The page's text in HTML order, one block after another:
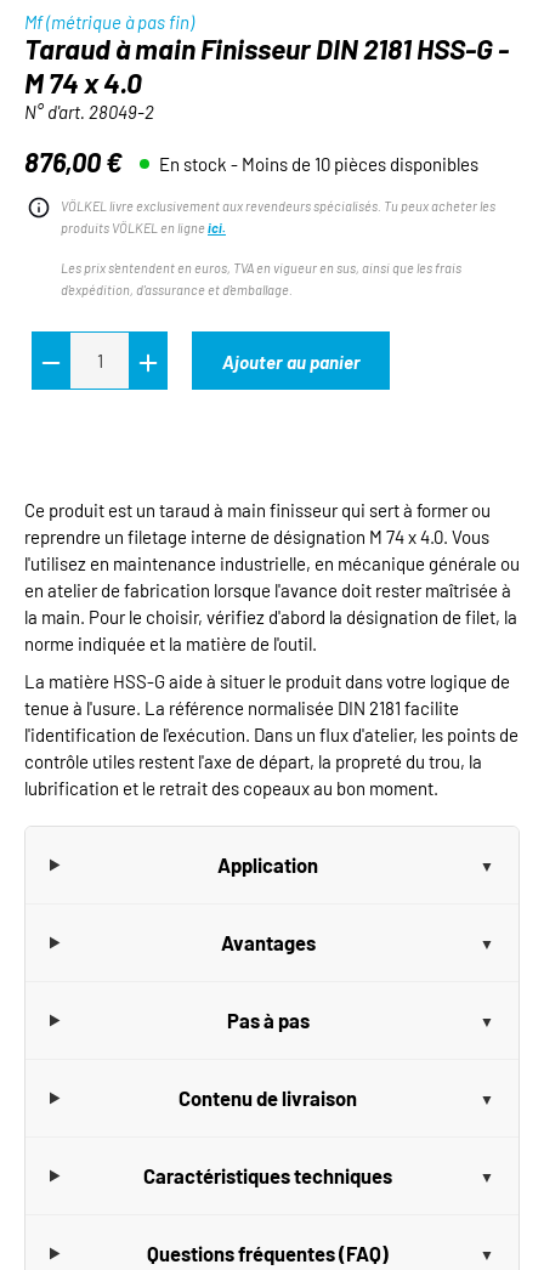
Mf (métrique à pas fin)
Taraud à main Finisseur DIN 2181 HSS-G -
M 74 x 4.0
N° d'art. 28049-2
Prix régulier :
876,00 € En stock - Moins de 10 pièces disponibles
VÖLKEL livre exclusivement aux revendeurs spécialisés. Tu peux acheter les
produits VÖLKEL en ligne ici.
Les prix s'entendent en euros, TVA en vigueur en sus, ainsi que les frais
d'expédition, d'assurance et d'emballage.
Ajouter au panier
Ce produit est un taraud à main finisseur qui sert à former ou
reprendre un filetage interne de désignation M 74 x 4.0. Vous
l'utilisez en maintenance industrielle, en mécanique générale ou
en atelier de fabrication lorsque l'avance doit rester maîtrisée à
la main. Pour le choisir, vérifiez d'abord la désignation de filet, la
norme indiquée et la matière de l'outil.
La matière HSS-G aide à situer le produit dans votre logique de
tenue à l'usure. La référence normalisée DIN 2181 facilite
l'identification de l'exécution. Dans un flux d'atelier, les points de
contrôle utiles restent l'axe de départ, la propreté du trou, la
lubrification et le retrait des copeaux au bon moment.
Application
Avantages
Pas à pas
Contenu de livraison
Caractéristiques techniques
Questions fréquentes (FAQ)